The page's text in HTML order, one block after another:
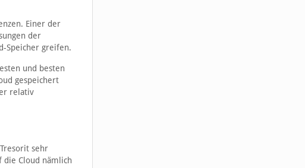
Einer der
der
Speicher greifen.
und besten
gespeichert
relativ
sehr
die Cloud nämlich